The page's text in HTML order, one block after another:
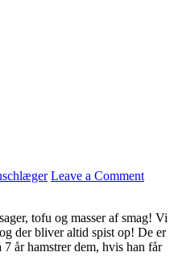
Leave a Comment
tofu og masser af smag! Vi
der bliver altid spist op! De er
år hamstrer dem, hvis han får